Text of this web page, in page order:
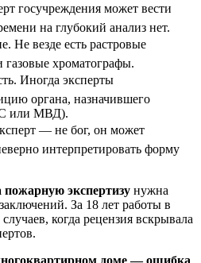
госучреждения может вести
на глубокий анализ нет.
Не везде есть растровые
хроматографы.
Иногда эксперты
органа, назначившего
или МВД).
— не бог, он может
интерпретировать форму
пожарную экспертизу нужна
За 18 лет работы в
когда рецензия вскрывала
доме — ошибка